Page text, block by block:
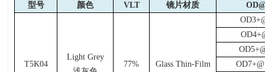
型号
颜色 VLT 镜片材质
T5K04
Light Grey
77% Glass Thin-Film